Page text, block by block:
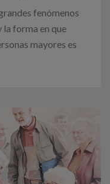
fenómenos
la forma en que
mayores es